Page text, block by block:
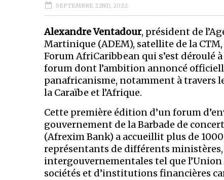
SEPTEMBRE 22ND, 2022
Alexandre Ventadour, président de
Martinique (ADEM), satellite de la
Forum AfriCaribbean qui s’est déroulé
forum dont l’ambition annoncé
panafricanisme, notamment à travers
la Caraïbe et l’Afrique.
Cette première édition d’un forum
gouvernement de la Barbade de
(Afrexim Bank) a accueillit plus de
représentants de différents
intergouvernementales tel que
sociétés et d’institutions financières